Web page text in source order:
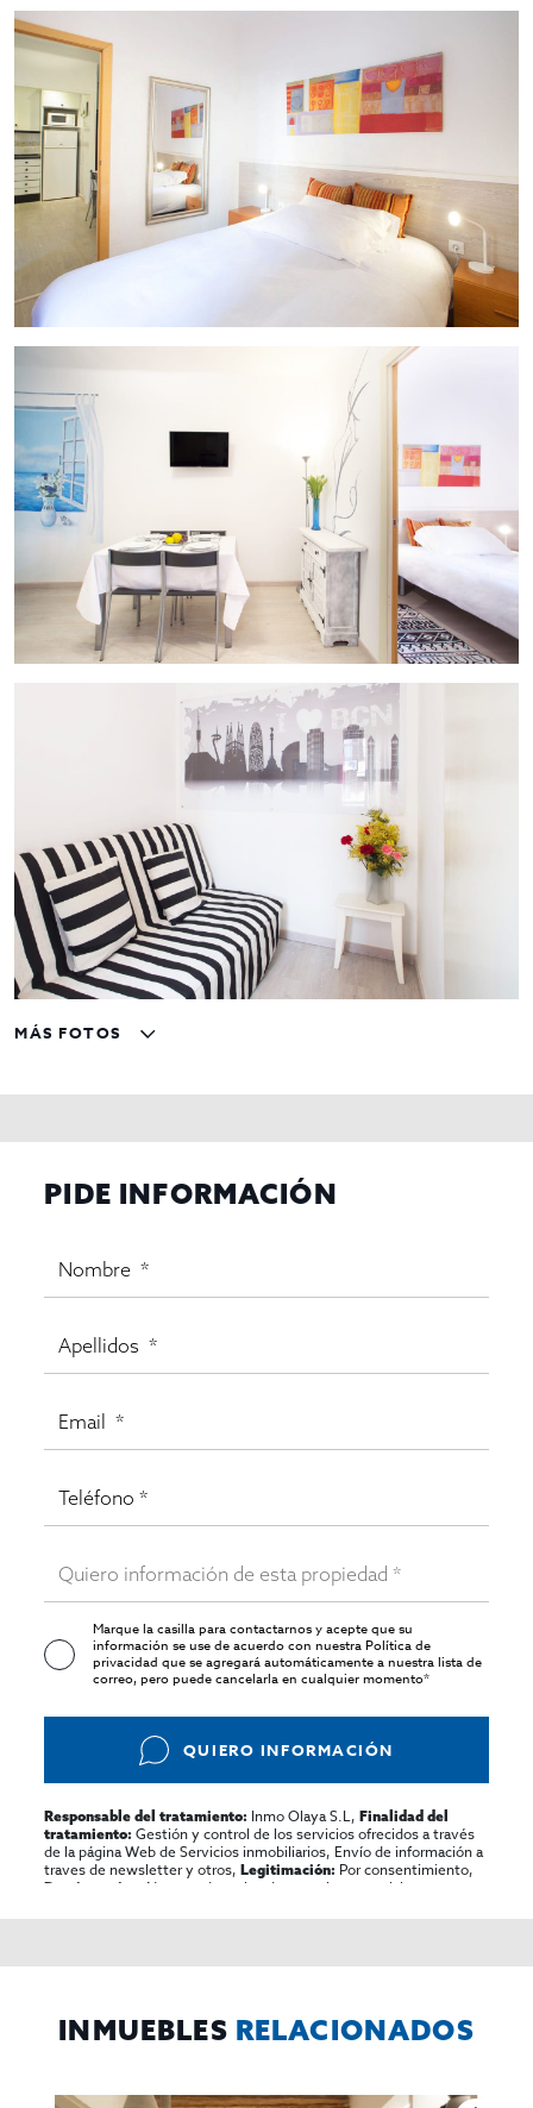
MÁS FOTOS
PIDE INFORMACIÓN
Marque la casilla para contactarnos y acepte que su
información se use de acuerdo con nuestraPolítica de
privacidadque se agregará automáticamente a nuestra lista de
correo, pero puede cancelarla en cualquier momento*
QUIERO INFORMACIÓN
Responsable del tratamiento: Inmo Olaya S.L,Finalidad del
tratamiento: Gestión y control de los servicios ofrecidos a través
de la página Web de Servicios inmobiliarios, Envío de información a
traves de newsletter y otros,Legitimación: Por consentimiento,
Destinatarios:
No se cederan los datos, salvo para elaborar
rectificar y suprimir los datos, solicitar la portabilidad de los
INMUEBLES RELACIONADOS